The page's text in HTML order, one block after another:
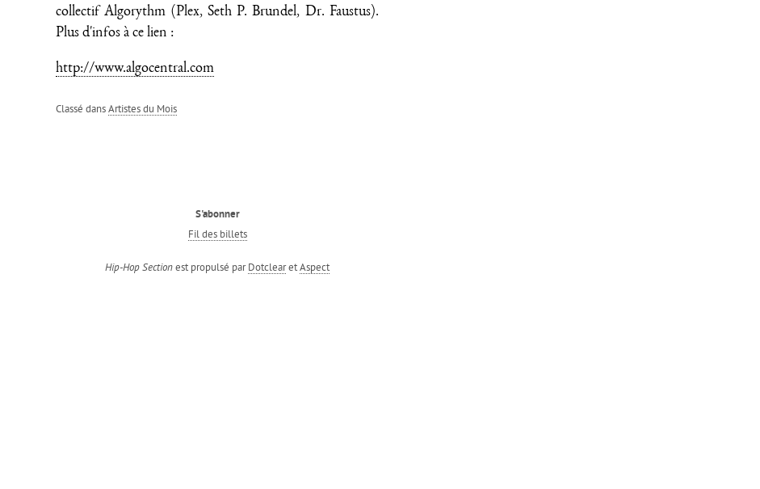
collectif Algorythm (Plex, Seth P. Brundel, Dr. Faustus).
Plus d'infos à ce lien :
http://www.algocentral.com
Classé dansArtistes du Mois
S'abonner
Fil des billets
Hip-Hop Sectionest propulsé parDotclearetAspect